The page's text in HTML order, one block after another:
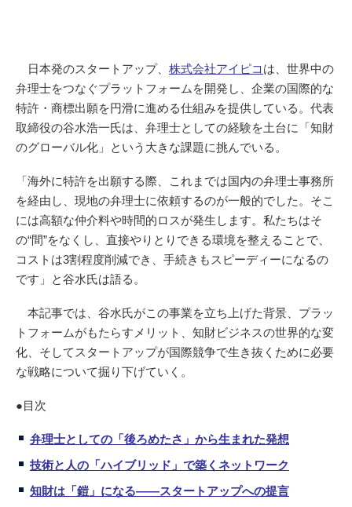
日本発のスタートアップ、 株式会社アイピコ は、世界中の
弁理士をつなぐプラットフォームを開発し、企業の国際的な
特許・商標出願を円滑に進める仕組みを提供している。代表
取締役の谷水浩一氏は、弁理士としての経験を土台に「知財
のグローバル化」という大きな課題に挑んでいる。
「海外に特許を出願する際、これまでは国内の弁理士事務所
を経由し、現地の弁理士に依頼するのが一般的でした。そこ
には高額な仲介料や時間的ロスが発生します。私たちはそ
の“間”をなくし、直接やりとりできる環境を整えることで、
コストは3割程度削減でき、手続きもスピーディーになるの
です」と谷水氏は語る。
本記事では、谷水氏がこの事業を立ち上げた背景、プラッ
トフォームがもたらすメリット、知財ビジネスの世界的な変
化、そしてスタートアップが国際競争で生き抜くために必要
な戦略について掘り下げていく。
●目次
弁理士としての「後ろめたさ」から生まれた発想
技術と人の「ハイブリッド」で築くネットワーク
知財は「鎧」になる――スタートアップへの提言